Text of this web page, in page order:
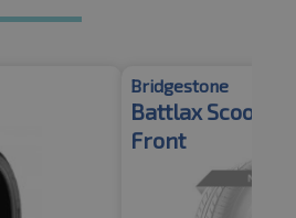
Bridgestone
Battlax Scooter
Front